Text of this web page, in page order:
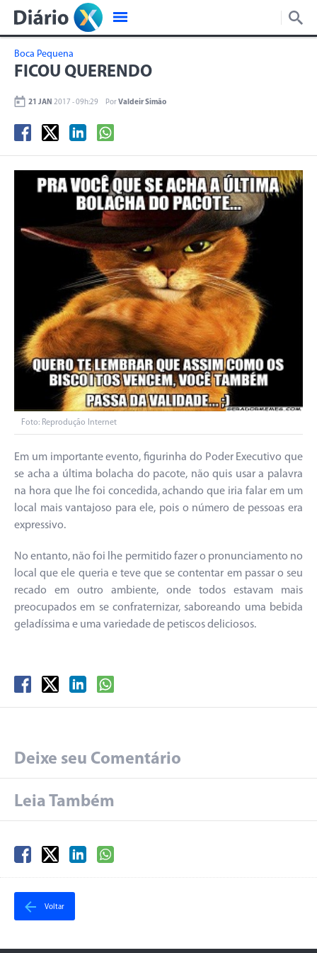
Boca Pequena
FICOU QUERENDO
21 JAN 2017 - 09h:29 PorValdeir Simão
Foto: Reprodução Internet
Em um importante evento, figurinha do Poder Executivo que
se acha a última bolacha do pacote, não quis usar a palavra
na hora que lhe foi concedida, achando que iria falar em um
local mais vantajoso para ele, pois o número de pessoas era
expressivo.
No entanto, não foi lhe permitido fazer o pronunciamento no
local que ele queria e teve que se contentar em passar o seu
recado em outro ambiente, onde todos estavam mais
preocupados em se confraternizar, saboreando uma bebida
geladíssima e uma variedade de petiscos deliciosos.
Deixe seu Comentário
Leia Também
Voltar